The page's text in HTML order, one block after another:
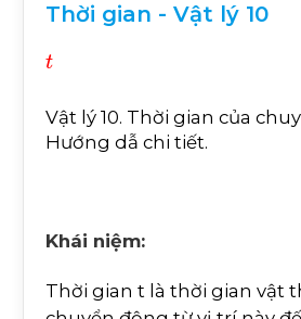
Thời gian - Vật lý 10
t
Vật lý 10. Thời gian của
Hướng dẫ chi tiết.
Khái niệm:
Thời gian t là thời gian vật